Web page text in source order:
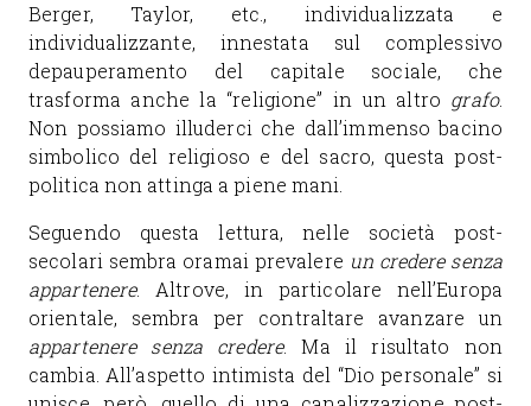
Berger, Taylor, etc., individualizzata e
individualizzante, innestata sul complessivo
depauperamento del capitale sociale, che
trasforma anche la “religione” in un altro grafo.
Non possiamo illuderci che dall’immenso bacino
simbolico del religioso e del sacro, questa post-
politica non attinga a piene mani.
Seguendo questa lettura, nelle società post-
secolari sembra oramai prevalere un credere senza
appartenere. Altrove, in particolare nell’Europa
orientale, sembra per contraltare avanzare un
appartenere senza credere. Ma il risultato non
cambia. All’aspetto intimista del “Dio personale” si